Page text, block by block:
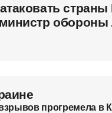
прогремела в